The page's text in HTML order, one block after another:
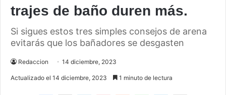
trajes de baño duren más.
Si sigues estos tres simples consejos de arena
evitarás que los bañadores se desgasten
Redaccion 14 diciembre, 2023
Actualizado el 14 diciembre, 2023 1 minuto de lectura